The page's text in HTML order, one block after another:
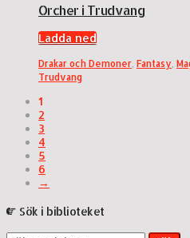
Orcher i Trudvang
Ladda ned
Drakar och Demoner, Fantasy,
Trudvang
1
2
3
4
5
6
→
Sök i biblioteket